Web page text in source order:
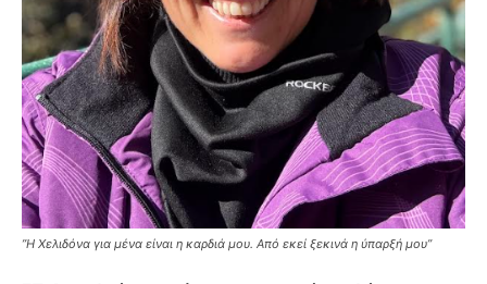
”Η Χελιδόνα για μένα είναι η καρδιά μου. Από εκεί ξεκινά η ύπαρξή μου”